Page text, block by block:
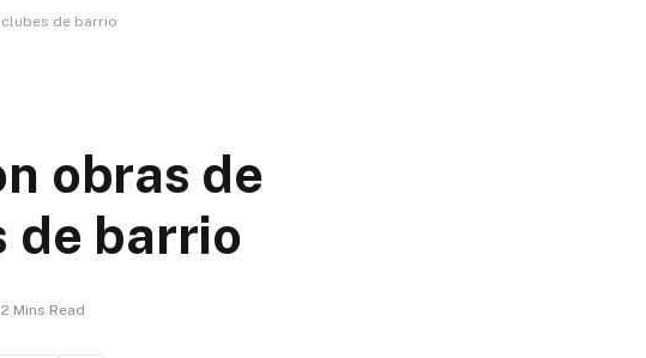
clubes de barrio
obras de
de barrio
2 Mins Read